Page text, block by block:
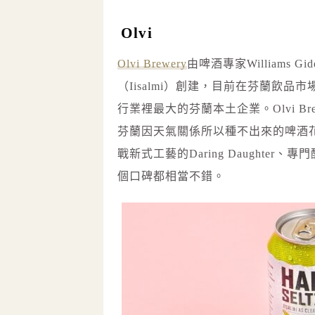
Olvi
Olvi Brewery由啤酒專家Williams
（Iisalmi）創建，目前在芬蘭飲品
行業裡最大的芬蘭本土企業。Olvi
芬蘭因天氣關係所以種不出來的啤酒
戰新式工藝的Daring Daughter、專
個口碑都相當不錯。